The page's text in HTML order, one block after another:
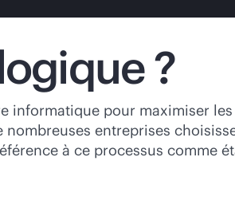
?
informatique pour maximiser les
nombreuses entreprises
à ce processus comme